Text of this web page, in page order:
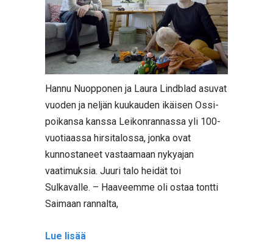
Hannu Nuopponen ja Laura Lindblad asuvat
vuoden ja neljän kuukauden ikäisen Ossi-
poikansa kanssa Leikonrannassa yli 100-
vuotiaassa hirsitalossa, jonka ovat
kunnostaneet vastaamaan nykyajan
vaatimuksia. Juuri talo heidät toi
Sulkavalle. – Haaveemme oli ostaa tontti
Saimaan rannalta,
Lue lisää